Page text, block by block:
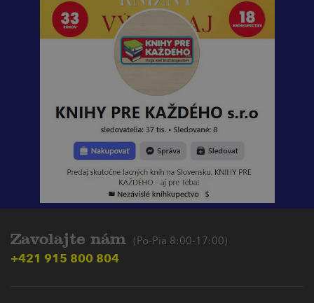
Zavolajte nám (Po-Pia 8:00-17:00)
+421 915 800 804